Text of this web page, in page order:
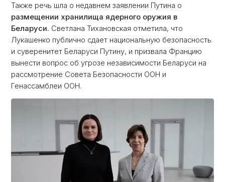
Также речь шла о недавнем заявлении Путина о
размещении хранилища ядерного оружия в
Беларуси. Светлана Тихановская отметила, что
Лукашенко публично сдает национальную безопасность
и суверенитет Беларуси Путину, и призвала Францию
вынести вопрос об угрозе независимости Беларуси на
рассмотрение Совета Безопасности ООН и
Генассамблеи ООН.